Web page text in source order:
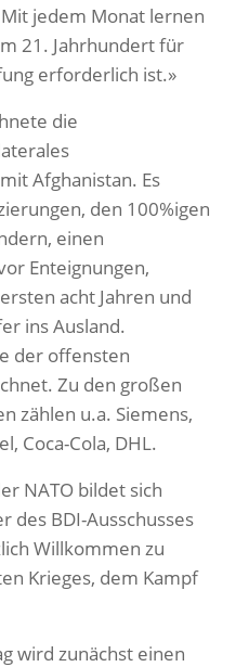
jedem Monat lernen
21. Jahrhundert für
erforderlich ist.»
die
Afghanistan. Es
den 100%igen
einen
Enteignungen,
acht Jahren und
ins Ausland.
der offensten
Zu den großen
zählen u.a. Siemens,
Coca-Cola, DHL.
NATO bildet sich
des BDI-Ausschusses
Willkommen zu
Krieges, dem Kampf
wird zunächst einen